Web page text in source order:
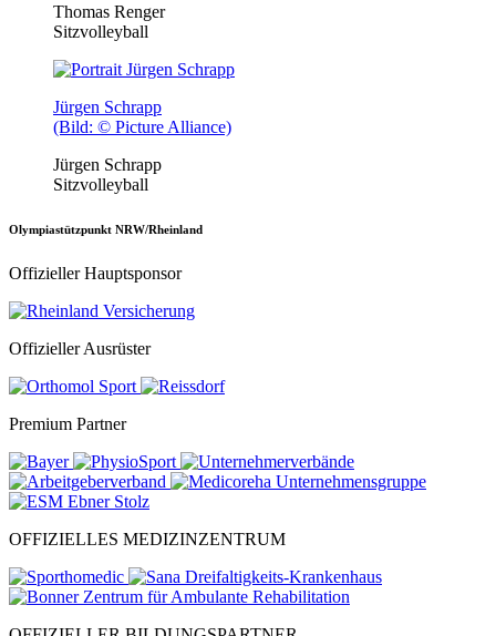
Thomas Renger
Sitzvolleyball
Jürgen Schrapp
(Bild: © Picture Alliance)
Jürgen Schrapp
Sitzvolleyball
Olympiastützpunkt NRW/Rheinland
Offizieller Hauptsponsor
Offizieller Ausrüster
Premium Partner
OFFIZIELLES MEDIZINZENTRUM